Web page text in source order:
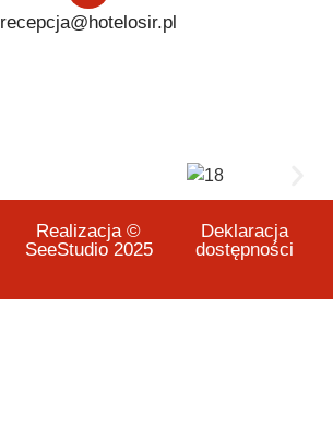
recepcja@hotelosir.pl
Realizacja ©
SeeStudio 2025
Deklaracja
dostępności